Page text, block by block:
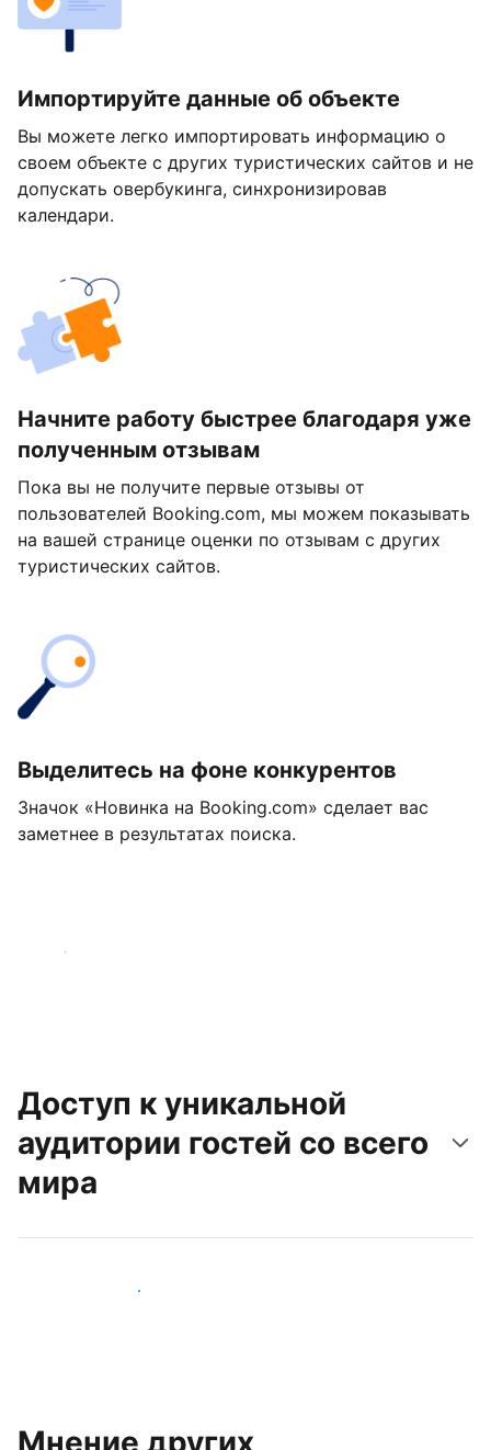
Импортируйте данные об объекте
Вы можете легко импортировать информацию о
своем объекте с других туристических сайтов и не
допускать овербукинга, синхронизировав
календари.
Начните работу быстрее благодаря уже
полученным отзывам
Пока вы не получите первые отзывы от
пользователей Booking.com, мы можем показывать
на вашей странице оценки по отзывам с других
туристических сайтов.
Выделитесь на фоне конкурентов
Значок «Новинка на Booking.com» сделает вас
заметнее в результатах поиска.
Начать
Доступ к уникальной
аудитории гостей со всего
мира
Привлечь новых гостей
Мнение других